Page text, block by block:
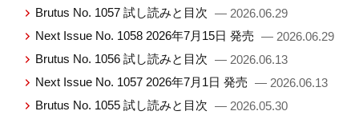
Brutus No. 1057 試し読みと目次 — 2026.06.29
Next Issue No. 1058 2026年7月15日 発売 — 2026.06.29
Brutus No. 1056 試し読みと目次 — 2026.06.13
Next Issue No. 1057 2026年7月1日 発売 — 2026.06.13
Brutus No. 1055 試し読みと目次 — 2026.05.30